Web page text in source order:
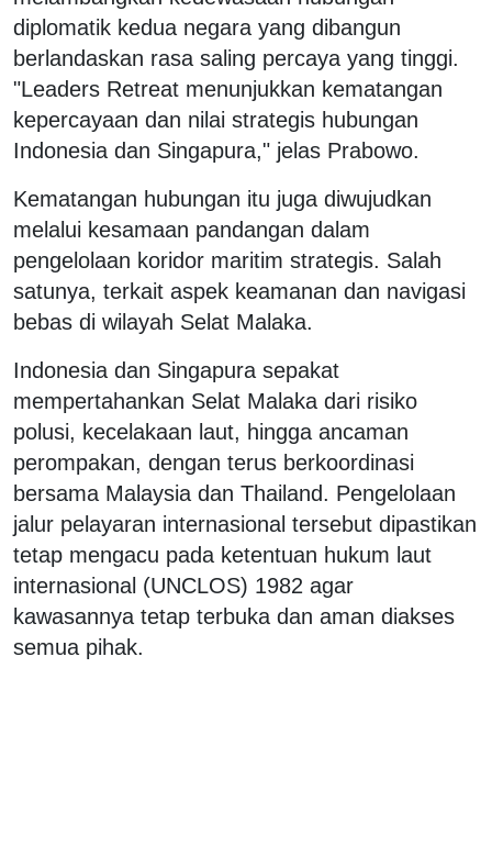
diplomatik kedua negara yang dibangun
berlandaskan rasa saling percaya yang tinggi.
"Leaders Retreat menunjukkan kematangan
kepercayaan dan nilai strategis hubungan
Indonesia dan Singapura," jelas Prabowo.
Kematangan hubungan itu juga diwujudkan
melalui kesamaan pandangan dalam
pengelolaan koridor maritim strategis. Salah
satunya, terkait aspek keamanan dan navigasi
bebas di wilayah Selat Malaka.
Indonesia dan Singapura sepakat
mempertahankan Selat Malaka dari risiko
polusi, kecelakaan laut, hingga ancaman
perompakan, dengan terus berkoordinasi
bersama Malaysia dan Thailand. Pengelolaan
jalur pelayaran internasional tersebut dipastikan
tetap mengacu pada ketentuan hukum laut
internasional (UNCLOS) 1982 agar
kawasannya tetap terbuka dan aman diakses
semua pihak.